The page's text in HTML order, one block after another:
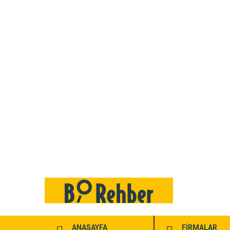
ANASAYFA FİRMALAR